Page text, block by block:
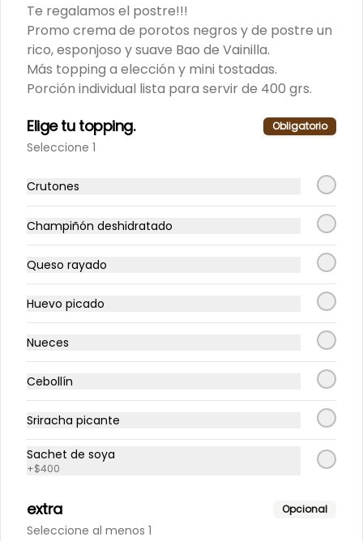
Jugos Rico
Variedad de los famosos jugos de
fruta, marca Rico de 490 ml.
Variedad de la famosa bebida de
Conócenos
Comunícate con nosotros: Contacto@sopeando.cl
Términos y condiciones
Te regalamos el postre!!!
Promo crema de porotos negros y de postre un
rico, esponjoso y suave Bao de Vainilla.
Más topping a elección y mini tostadas.
Porción individual lista para servir de 400 grs.
Elige tu topping. Obligatorio
Seleccione 1
Crutones
Champiñón deshidratado
Queso rayado
Huevo picado
Nueces
Cebollín
Sriracha picante
Sachet de soya
+$400
extra Opcional
Seleccione al menos 1